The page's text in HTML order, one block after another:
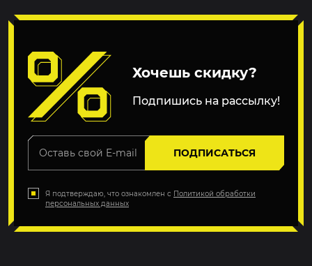
Хочешь скидку?
Подпишись на рассылку!
ПОДПИСАТЬСЯ
Я подтверждаю, что ознакомлен с Политикой обработки
персональных данных